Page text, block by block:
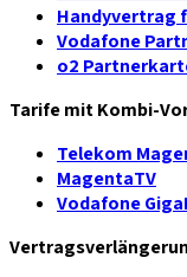
Handyvertrag
Vodafone
o2
Tarife mit Kombi-
Telekom
MagentaTV
Vodafone